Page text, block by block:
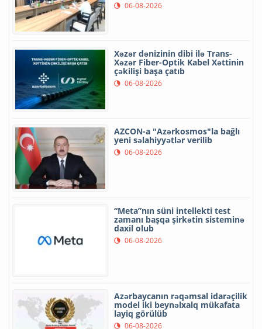
06-08-2026
Xəzər dənizinin dibi ilə Trans-
Xəzər Fiber-Optik Kabel Xəttinin
çəkilişi başa çatıb
06-08-2026
AZCON-a "Azərkosmos"la bağlı
yeni səlahiyyətlər verilib
06-08-2026
“Meta”nın süni intellekti test
zamanı başqa şirkətin sisteminə
daxil olub
06-08-2026
Azərbaycanın rəqəmsal idarəçilik
model iki beynəlxalq mükafata
layiq görülüb
06-08-2026